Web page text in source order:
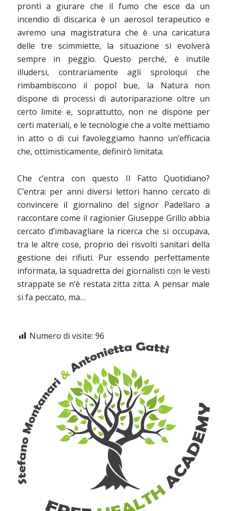
pronti a giurare che il fumo che esce da un
incendio di discarica è un aerosol terapeutico e
avremo una magistratura che è una caricatura
delle tre scimmiette, la situazione si evolverà
sempre in peggio. Questo perché, è inutile
illudersi, contrariamente agli sproloqui che
rimbambiscono il popol bue, la Natura non
dispone di processi di autoriparazione oltre un
certo limite e, soprattutto, non ne dispone per
certi materiali, e le tecnologie che a volte mettiamo
in atto o di cui favoleggiamo hanno un’efficacia
che, ottimisticamente, definirò limitata.
Che c’entra con questo Il Fatto Quotidiano?
C’entra: per anni diversi lettori hanno cercato di
convincere il giornalino del signor Padellaro a
raccontare come il ragionier Giuseppe Grillo abbia
cercato d’imbavagliare la ricerca che si occupava,
tra le altre cose, proprio dei risvolti sanitari della
gestione dei rifiuti. Pur essendo perfettamente
informata, la squadretta dei giornalisti con le vesti
strappate se n’è restata zitta zitta. A pensar male
si fa peccato, ma…
Numero di visite: 96